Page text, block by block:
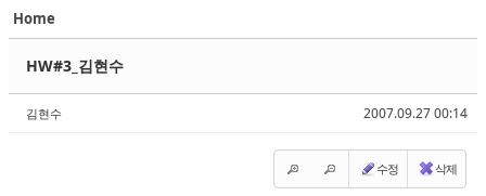
Home
2007.09.27 00:14
HW#3_김현수
김현수
수정 삭제
Sketchbook5, 스케치북5
Sketchbook5, 스케치북5